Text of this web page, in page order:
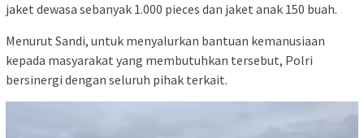
jaket dewasa sebanyak 1.000 pieces dan jaket anak 150 buah.
Menurut Sandi, untuk menyalurkan bantuan kemanusiaan
kepada masyarakat yang membutuhkan tersebut, Polri
bersinergi dengan seluruh pihak terkait.